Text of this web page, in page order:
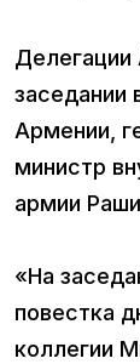
заседании
Армении,
министр
армии
«На
повестка
коллегии